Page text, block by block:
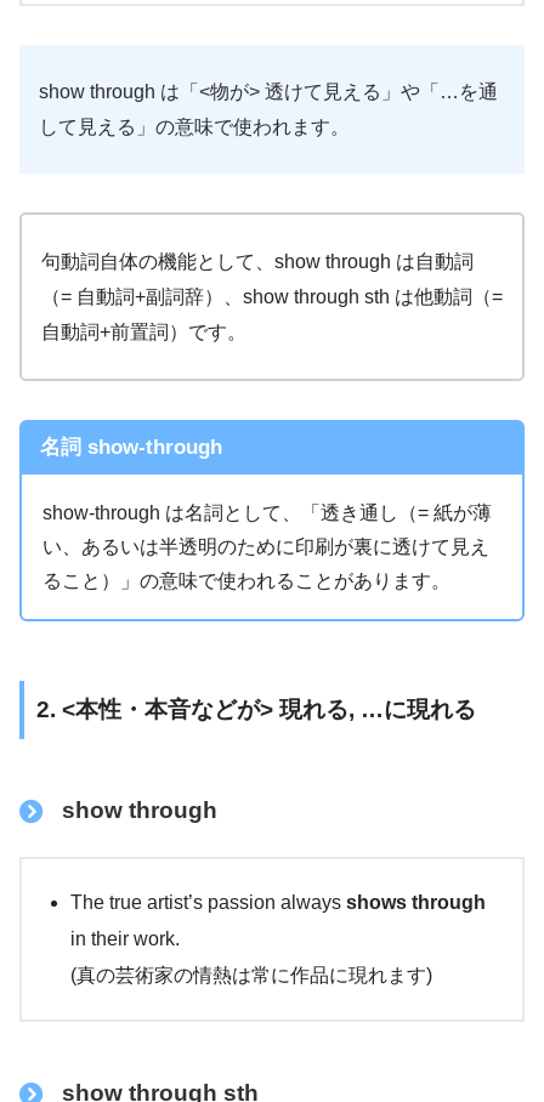
show through は「<物が> 透けて見える」や「…を通
して見える」の意味で使われます。
句動詞自体の機能として、show through は自動詞
（= 自動詞+副詞辞）、show through sth は他動詞（=
自動詞+前置詞）です。
名詞 show-through
show-through は名詞として、「透き通し（= 紙が薄
い、あるいは半透明のために印刷が裏に透けて見え
ること）」の意味で使われることがあります。
2. <本性・本音などが> 現れる, …に現れる
show through
The true artist’s passion always shows through
in their work.
(真の芸術家の情熱は常に作品に現れます)
show through sth